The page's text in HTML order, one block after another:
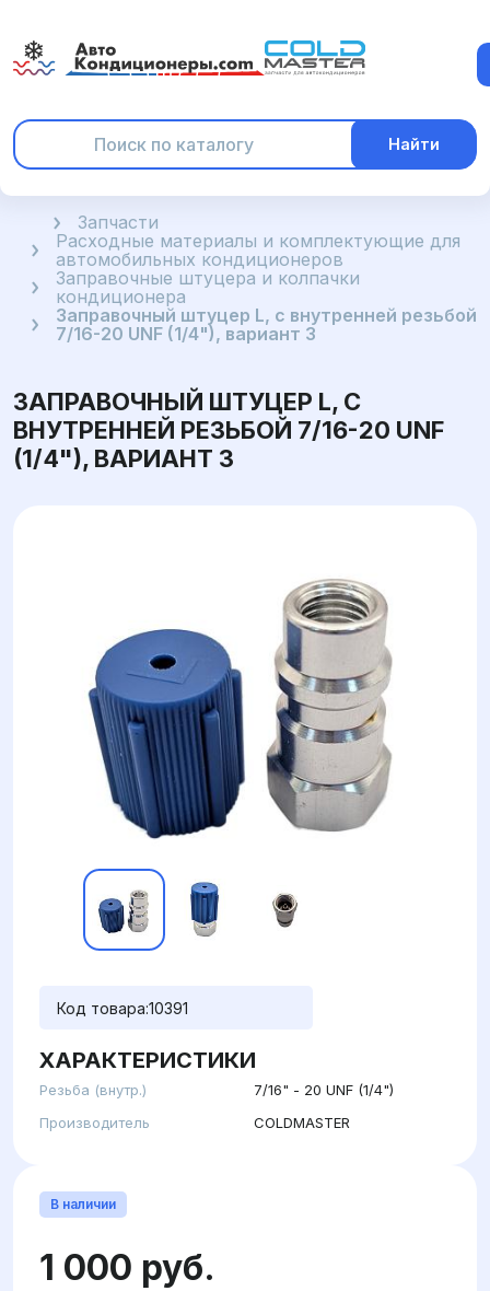
Найти
ГлавнаяЗапчасти
Расходные материалы и комплектующие для
автомобильных кондиционеров
Заправочные штуцера и колпачки
кондиционера
Заправочный штуцер L, с внутренней резьбой
7/16-20 UNF (1/4"), вариант 3
ЗАПРАВОЧНЫЙ ШТУЦЕР L, С
ВНУТРЕННЕЙ РЕЗЬБОЙ 7/16-20 UNF
(1/4"), ВАРИАНТ 3
Код товара:10391
ХАРАКТЕРИСТИКИ
Резьба (внутр.)
7/16" - 20 UNF (1/4")
Производитель
COLDMASTER
В наличии
1 000 руб.